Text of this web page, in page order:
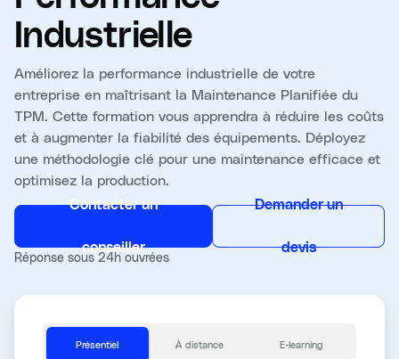
Industrielle
Améliorez la performance industrielle de votre
entreprise en maîtrisant la Maintenance Planifiée du
TPM. Cette formation vous apprendra à réduire les coûts
et à augmenter la fiabilité des équipements. Déployez
une méthodologie clé pour une maintenance efficace et
optimisez la production.
Contacter un
conseiller
Demander un
devis
Réponse sous 24h ouvrées
Présentiel À distance E-learning